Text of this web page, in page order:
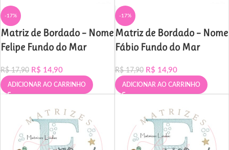
-17%
Matriz de Bordado – Nome
Felipe Fundo do Mar
R$17,90 R$ 14,90
ADICIONAR AO CARRINHO
-17%
Matriz de Bordado – Nome
Fábio Fundo do Mar
R$17,90 R$ 14,90
ADICIONAR AO CARRINHO